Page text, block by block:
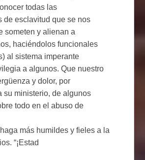
todas las
de esclavitud que se nos
someten y alienan a
haciéndolos funcionales
al sistema imperante
a algunos. Que nuestro
y dolor, por
su ministerio, de algunos
todo en el abuso de
más humildes y fieles a la
“¡Estad